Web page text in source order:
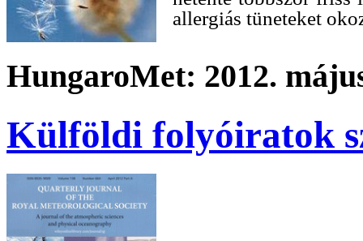
allergiás tüneteket
HungaroMet: 2012.
Külföldi folyóiratok